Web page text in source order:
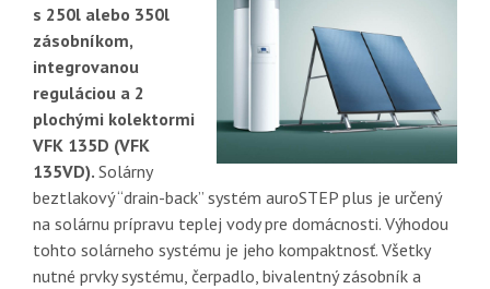
s 250l alebo 350l
zásobníkom,
integrovanou
reguláciou a 2
plochými kolektormi
VFK 135D (VFK
135VD). Solárny
beztlakový “drain-back” systém auroSTEP plus je určený
na solárnu prípravu teplej vody pre domácnosti. Výhodou
tohto solárneho systému je jeho kompaktnosť. Všetky
nutné prvky systému, čerpadlo, bivalentný zásobník a